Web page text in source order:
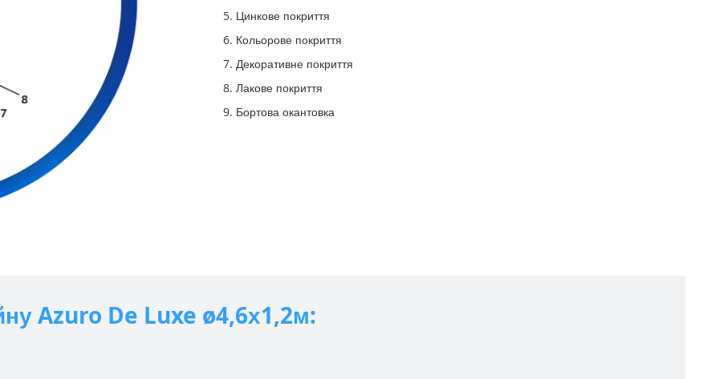
Цинкове покриття
Кольорове покриття
Декоративне покриття
Лакове покриття
Бортова окантовка
Azuro De Luxe ø4,6х1,2м: